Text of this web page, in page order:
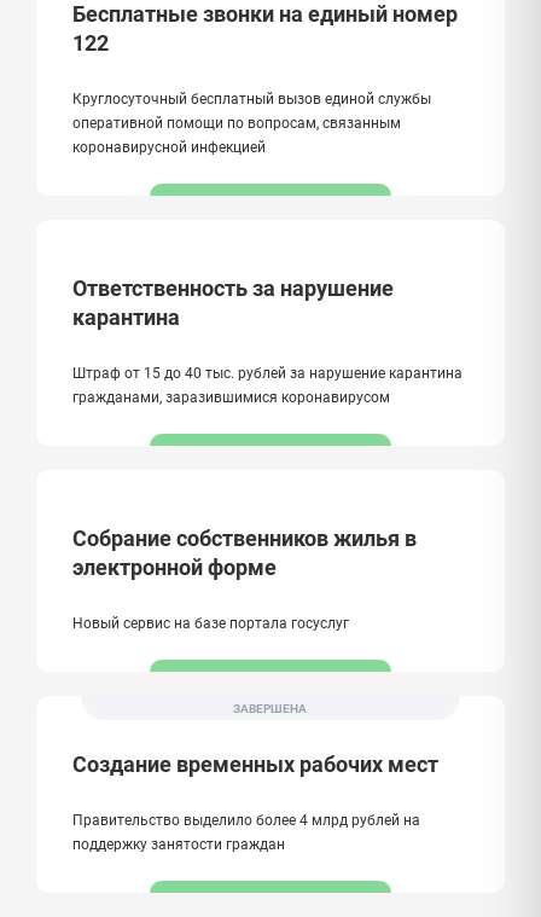
Бесплатные звонки на единый номер
122
Круглосуточный бесплатный вызов единой службы
оперативной помощи по вопросам, связанным
коронавирусной инфекцией
Ответственность за нарушение
карантина
Штраф от 15 до 40 тыс. рублей за нарушение карантина
гражданами, заразившимися коронавирусом
Собрание собственников жилья в
электронной форме
Новый сервис на базе портала госуслуг
ЗАВЕРШЕНА
Создание временных рабочих мест
Правительство выделило более 4 млрд рублей на
поддержку занятости граждан